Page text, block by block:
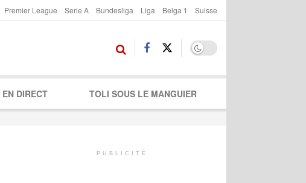
Premier League Serie A Bundesliga Liga Belga 1 Suisse
EN DIRECT TOLI SOUS LE MANGUIER
PUBLICITÉ